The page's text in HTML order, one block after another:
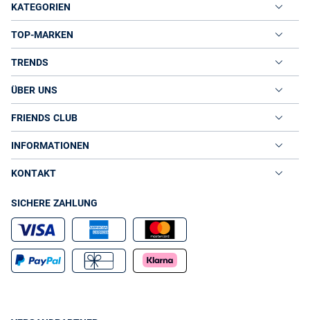
KATEGORIEN
TOP-MARKEN
TRENDS
ÜBER UNS
FRIENDS CLUB
INFORMATIONEN
KONTAKT
SICHERE ZAHLUNG